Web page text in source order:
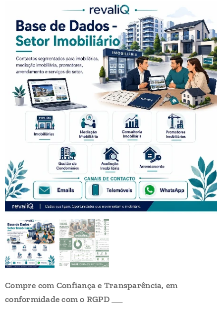
Compre com Confiança e Transparência, em
conformidade com o RGPD